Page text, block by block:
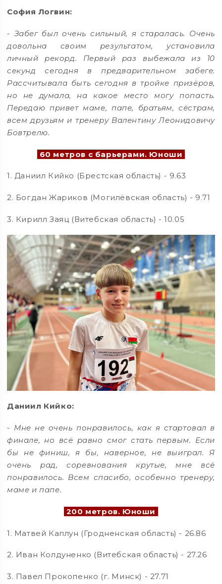
София Логвин:
- Забег был очень сильный, я старалась. Очень
довольна своим результатом, установила
личный рекорд. Первый раз выбежала из 10
секунд сегодня в предварительном забеге.
Рассчитывала быть сегодня в тройке призёров,
но не думала, на какое место могу попасть.
Передаю привет маме, папе, братьям, сёстрам,
всем друзьям и тренеру Валентину Леонидовичу
Бовтрелю.
60 метров с барьерами. Юноши
1. Даниил Кийко (Брестская область) - 9.63
2. Богдан Жариков (Могилёвская область) - 9.71
3. Кирилл Заяц (Витебская область) - 10.05
Даниил Кийко:
- Мне не очень понравилось, как я стартовал в
финале, но всё равно смог стать первым. Если
бы не финиш, я бы, наверное, не выиграл. Я
очень рад, соревнования крутые, мне всё
понравилось. Всем спасибо, особенно тренеру,
маме и папе.
200 метров. Юноши
1. Матвей Каплун (Гродненская область) - 26.86
2. Иван Колдуненко (Витебская область) - 27.26
3. Павел Прокопенко (г. Минск) - 27.71